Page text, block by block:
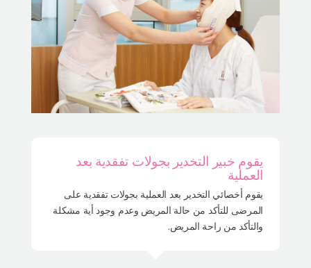
يقوم خبير التخدير بجولات تفقدية بعد
العملية
يقوم أخصائي التخدير بعد العملية بجولات تفقدية على
المرضى للتأكد من حالة المريض وعدم وجود أية مشكلة
والتأكد من راحة المريض.